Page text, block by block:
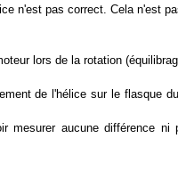
n'est pas correct. Cela n'est
lors de la rotation
de l'hélice sur le flasque
mesurer aucune différence ni